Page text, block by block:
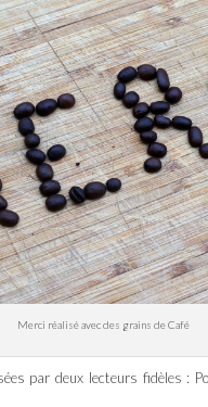
Merci réalisé avec des grains de Café
par deux lecteurs fidèles :